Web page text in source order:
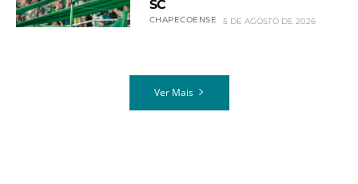
SC
CHAPECOENSE 5 DE AGOSTO DE 2026
Ver Mais